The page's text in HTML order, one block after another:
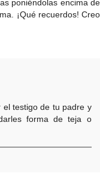
poniéndolas encima de
¡Qué recuerdos! Creo
el testigo de tu padre y
forma de teja o